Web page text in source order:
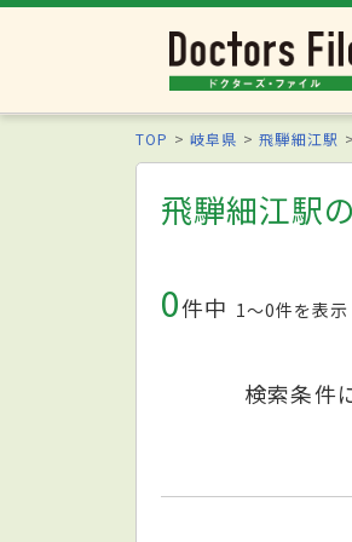
TOP 岐阜県 飛騨細江駅
飛騨細江駅
0件中 1〜0件を表示
検索条件